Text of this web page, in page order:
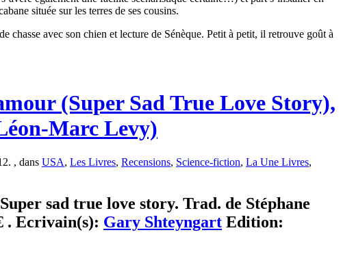
située sur les terres de ses cousins.
chasse avec son chien et lecture de Sénèque. Petit à petit, il retrouve goût à
(Super Sad True Love Story),
Marc Levy)
, dans USA, Les Livres, Recensions, Science-fiction, La Une Livres,
sad true love story. Trad. de Stéphane
. Ecrivain(s): Gary Shteyngart Edition: